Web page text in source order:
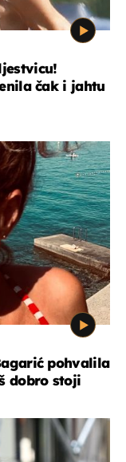
čak i jahtu
pohvalila
dobro stoji